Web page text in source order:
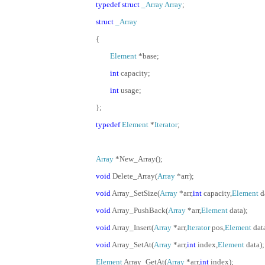
typedef struct _ArrayArray;
struct _Array
{
Element *base;
int capacity;
int usage;
};
typedef Element *Iterator;
Array *New_Array();
void Delete_Array(Array *arr);
voidArray_SetSize(Array *arr,int capacity,Element
voidArray_PushBack(Array *arr,Element data);
voidArray_Insert(Array *arr,Iteratorpos,Element
voidArray_SetAt(Array *arr,int index,Element data);
ElementArray_GetAt(Array *arr,int index);